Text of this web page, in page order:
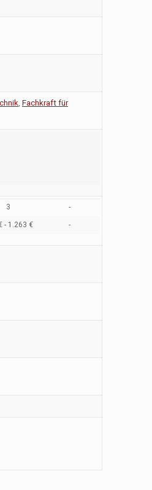
Fachkraft für
3 -
- 1.263 € -